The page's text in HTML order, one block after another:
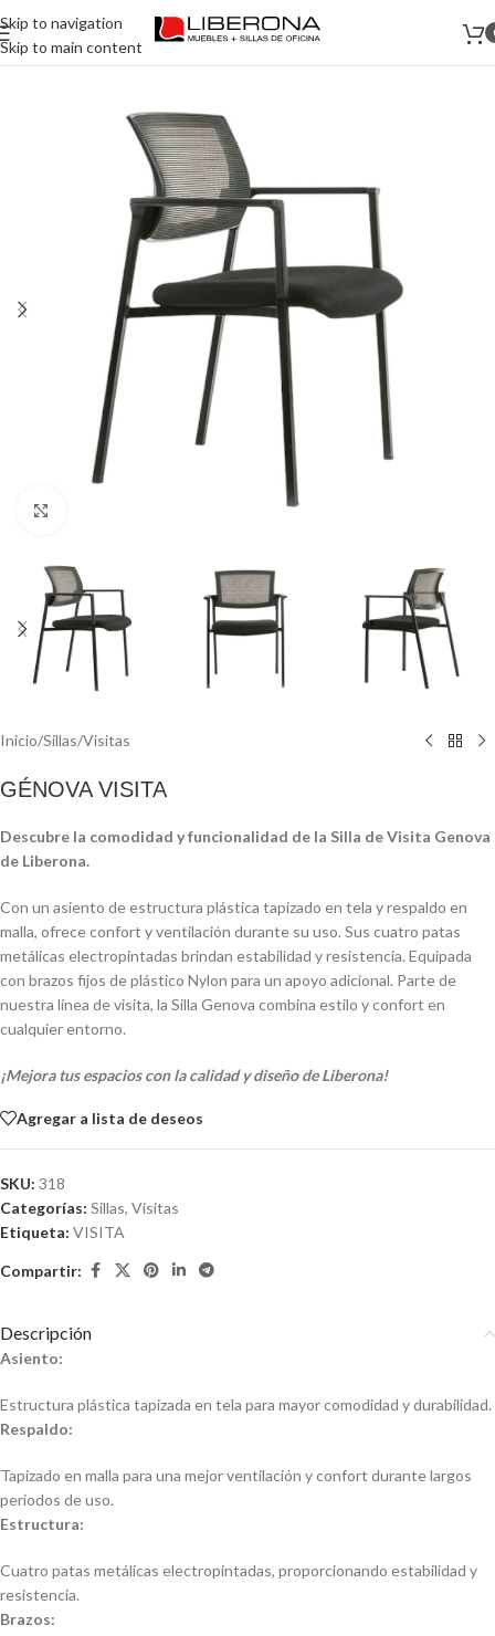
Skip to navigation
Skip to main content
Inicio/Sillas/Visitas
GÉNOVA VISITA
Descubre la comodidad y funcionalidad de la Silla de Visita Genova
de Liberona.
Con un asiento de estructura plástica tapizado en tela y respaldo en
malla, ofrece confort y ventilación durante su uso. Sus cuatro patas
metálicas electropintadas brindan estabilidad y resistencia. Equipada
con brazos fijos de plástico Nylon para un apoyo adicional. Parte de
nuestra línea de visita, la Silla Genova combina estilo y confort en
cualquier entorno.
¡Mejora tus espacios con la calidad y diseño de Liberona!
Agregar a lista de deseos
SKU: 318
Categorías: Sillas, Visitas
Etiqueta: VISITA
Compartir:
Descripción
Asiento:
Estructura plástica tapizada en tela para mayor comodidad y durabilidad.
Respaldo:
Tapizado en malla para una mejor ventilación y confort durante largos
periodos de uso.
Estructura:
Cuatro patas metálicas electropintadas, proporcionando estabilidad y
resistencia.
Brazos: